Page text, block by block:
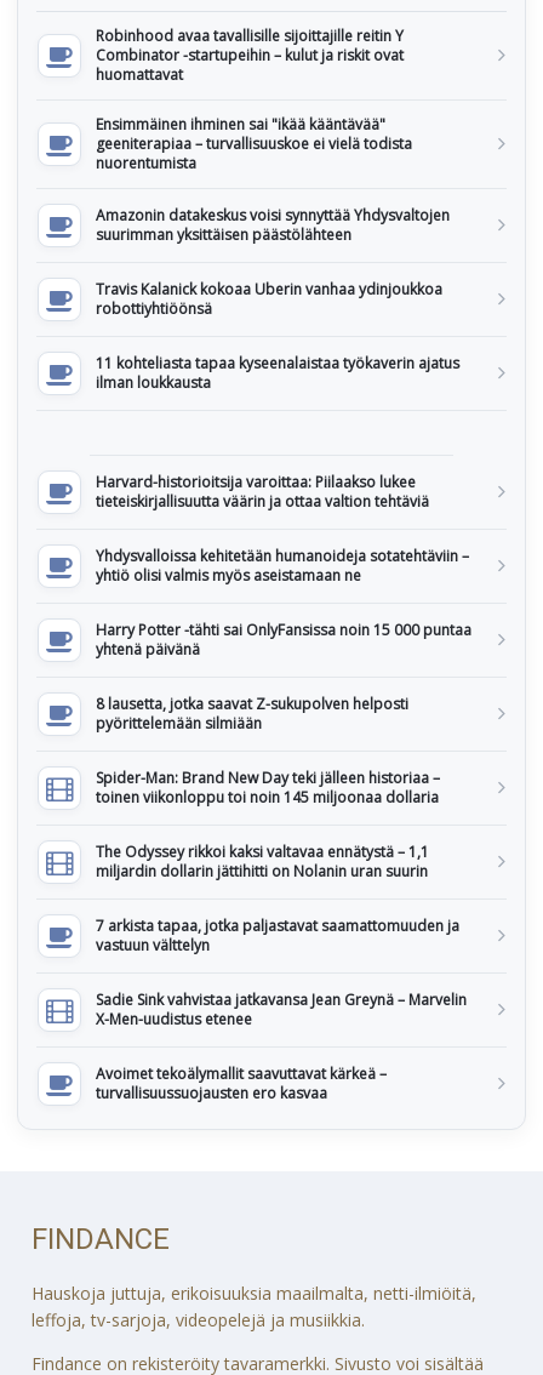
Robinhood avaa tavallisille sijoittajille reitin Y
Combinator -startupeihin – kulut ja riskit ovat
huomattavat
Ensimmäinen ihminen sai "ikää kääntävää"
geeniterapiaa – turvallisuuskoe ei vielä todista
nuorentumista
Amazonin datakeskus voisi synnyttää Yhdysvaltojen
suurimman yksittäisen päästölähteen
Travis Kalanick kokoaa Uberin vanhaa ydinjoukkoa
robottiyhtiöönsä
11 kohteliasta tapaa kyseenalaistaa työkaverin ajatus
ilman loukkausta
Harvard-historioitsija varoittaa: Piilaakso lukee
tieteiskirjallisuutta väärin ja ottaa valtion tehtäviä
Yhdysvalloissa kehitetään humanoideja sotatehtäviin –
yhtiö olisi valmis myös aseistamaan ne
Harry Potter -tähti sai OnlyFansissa noin 15 000 puntaa
yhtenä päivänä
8 lausetta, jotka saavat Z-sukupolven helposti
pyörittelemään silmiään
Spider-Man: Brand New Day teki jälleen historiaa –
toinen viikonloppu toi noin 145 miljoonaa dollaria
The Odyssey rikkoi kaksi valtavaa ennätystä – 1,1
miljardin dollarin jättihitti on Nolanin uran suurin
7 arkista tapaa, jotka paljastavat saamattomuuden ja
vastuun välttelyn
Sadie Sink vahvistaa jatkavansa Jean Greynä – Marvelin
X-Men-uudistus etenee
Avoimet tekoälymallit saavuttavat kärkeä –
turvallisuussuojausten ero kasvaa
FINDANCE
Hauskoja juttuja, erikoisuuksia maailmalta, netti-ilmiöitä,
leffoja, tv-sarjoja, videopelejä ja musiikkia.
Findance on rekisteröity tavaramerkki. Sivusto voi sisältää